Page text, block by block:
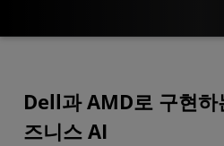
Dell과 AMD로 구현하
즈니스 AI